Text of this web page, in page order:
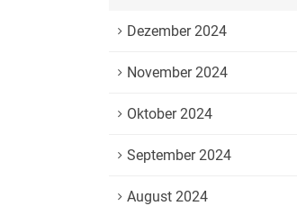
Dezember 2024
November 2024
Oktober 2024
September 2024
August 2024